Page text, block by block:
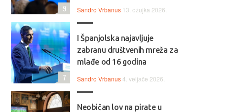
Sandro Vrbanus 13. ožujka 2026.
9
I Španjolska najavljuje
zabranu društvenih mreža za
mlađe od 16 godina
Sandro Vrbanus4. veljače 2026.
7
Neobičan lov na pirate u